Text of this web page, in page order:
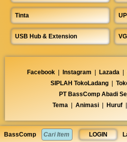
BassComp LOGIN
Tinta
USB Hub & Extension
Facebook | Instagram | Lazada |
SIPLAH TokoLadang |
PT BassComp Abadi
Tema | Animasi | Huruf |